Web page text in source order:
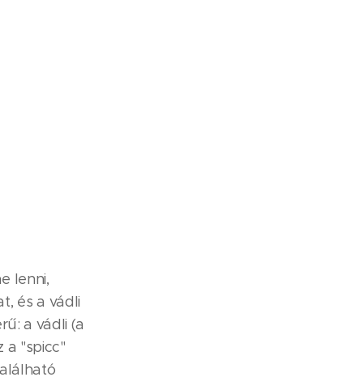
lenni,
és a vádli
a vádli (a
a "spicc"